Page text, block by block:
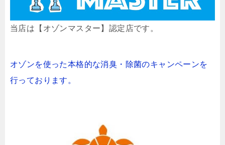
当店は【オゾンマスター】認定店です。
オゾンを使った本格的な消臭・除菌のキャンペーンを
行っております。